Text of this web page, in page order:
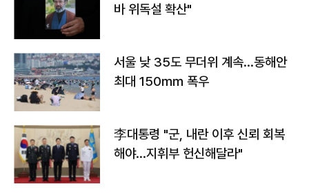
바 위독설 확산"
서울 낮 35도 무더위 계속…동해안
최대 150㎜ 폭우
李대통령 "군, 내란 이후 신뢰 회복
해야…지휘부 헌신해달라"